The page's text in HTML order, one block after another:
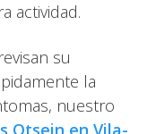
actividad.
su
la
nuestro
Otsein en Vila-